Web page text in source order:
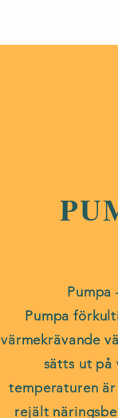
Pumpa
Pumpa
värmekrävande
sätts ut på
temperaturen
rejält